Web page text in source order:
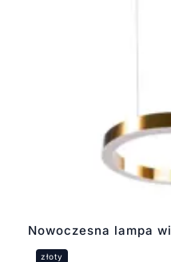
Nowoczesna lampa